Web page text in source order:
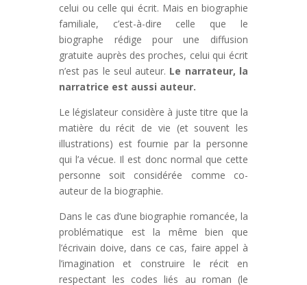
celui ou celle qui écrit. Mais en biographie
familiale, c’est-à-dire celle que le
biographe rédige pour une diffusion
gratuite auprès des proches, celui qui écrit
n’est pas le seul auteur. Le narrateur, la
narratrice est aussi auteur.
Le législateur considère à juste titre que la
matière du récit de vie (et souvent les
illustrations) est fournie par la personne
qui l’a vécue. Il est donc normal que cette
personne soit considérée comme co-
auteur de la biographie.
Dans le cas d’une biographie romancée, la
problématique est la même bien que
l’écrivain doive, dans ce cas, faire appel à
l’imagination et construire le récit en
respectant les codes liés au roman (le